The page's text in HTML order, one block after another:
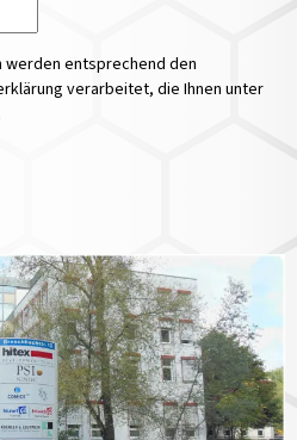
entsprechend den
verarbeitet, die Ihnen unter